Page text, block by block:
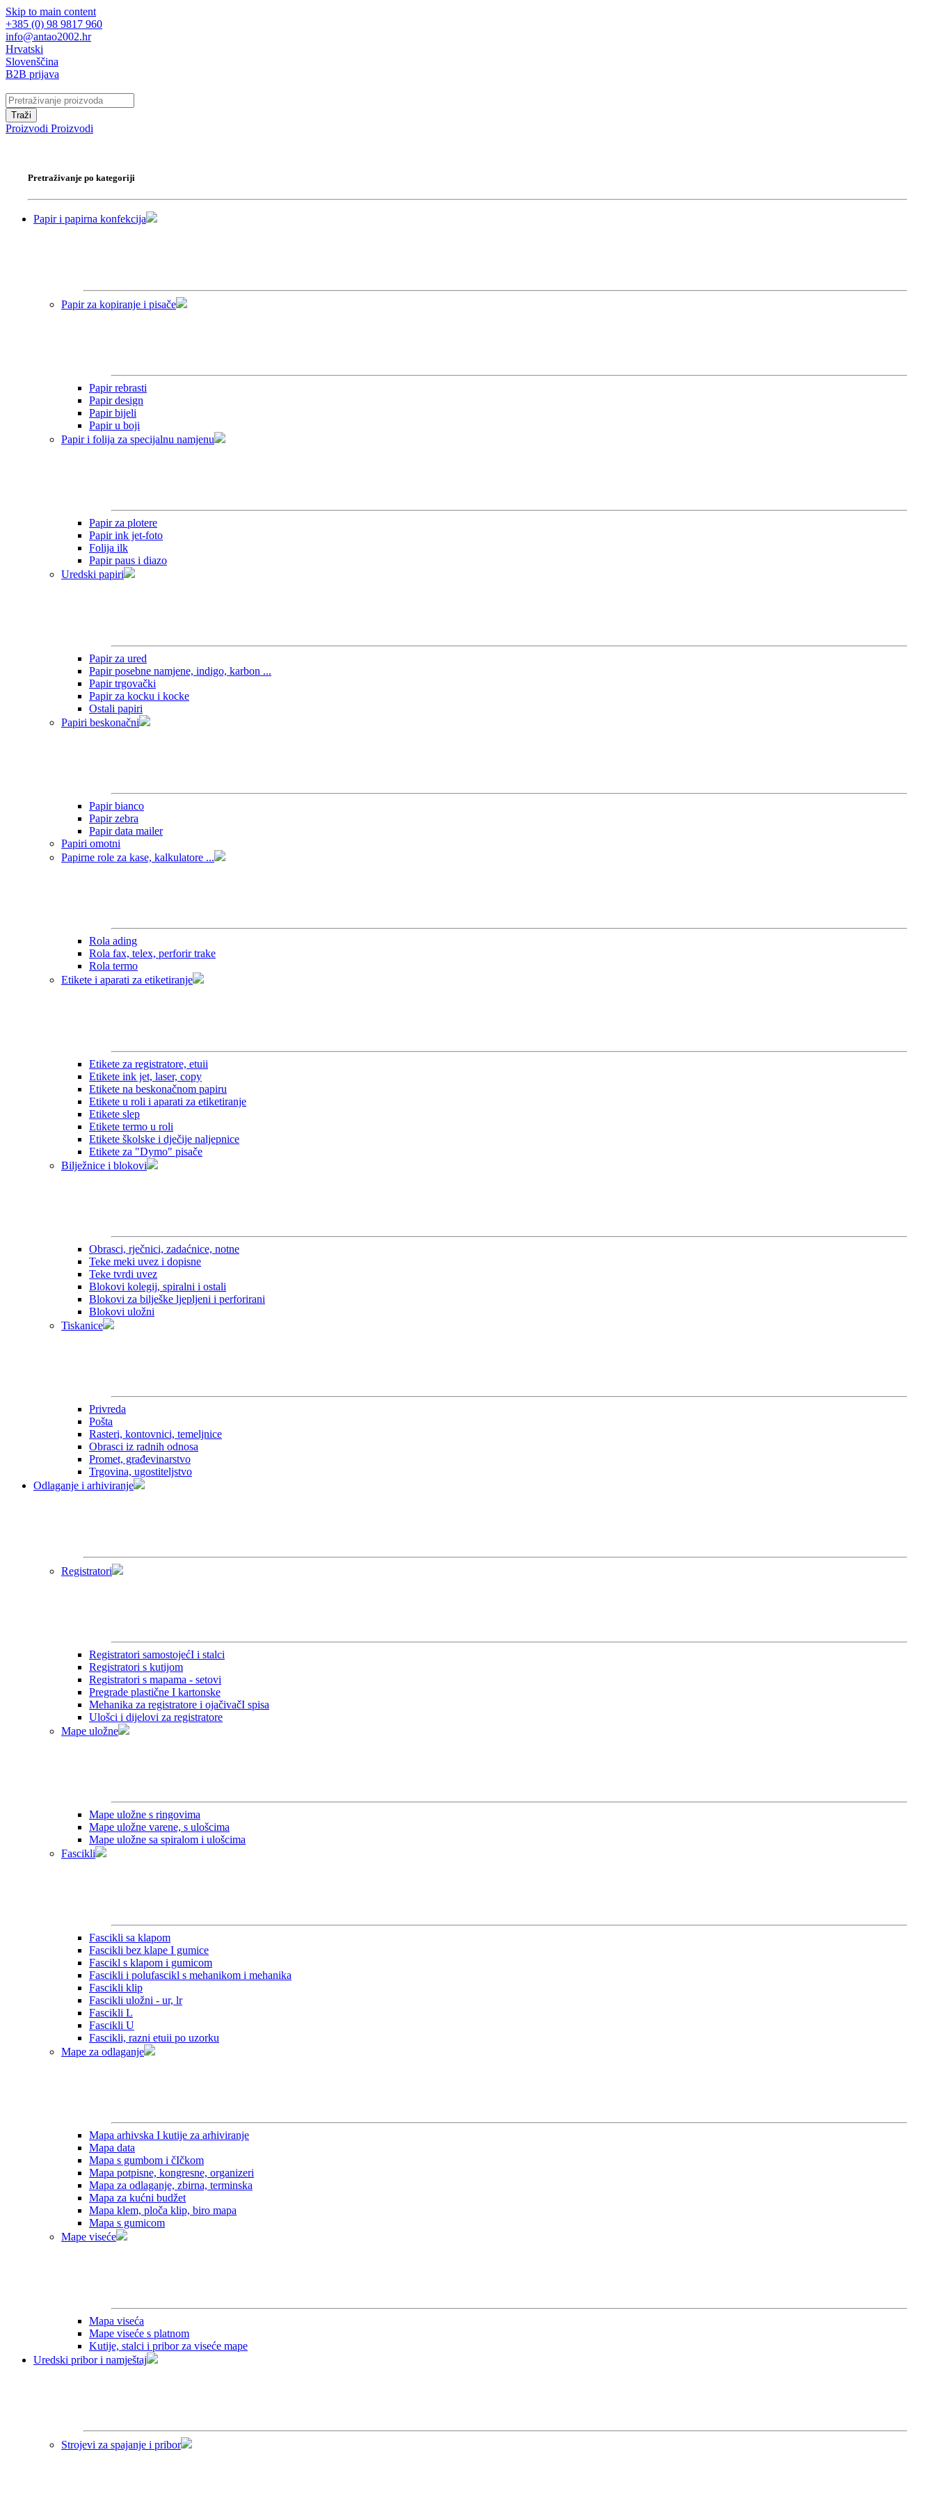
Skip to main content
+385 (0) 98 9817 960
info@antao2002.hr
Hrvatski
Slovenščina
B2B prijava
Traži
Proizvodi Proizvodi
Pretraživanje po kategoriji
Papir i papirna konfekcija
Papir za kopiranje i pisače
Papir rebrasti
Papir design
Papir bijeli
Papir u boji
Papir i folija za specijalnu namjenu
Papir za plotere
Papir ink jet-foto
Folija ilk
Papir paus i diazo
Uredski papiri
Papir za ured
Papir posebne namjene, indigo, karbon ...
Papir trgovački
Papir za kocku i kocke
Ostali papiri
Papiri beskonačni
Papir bianco
Papir zebra
Papir data mailer
Papiri omotni
Papirne role za kase, kalkulatore ...
Rola ading
Rola fax, telex, perforir trake
Rola termo
Etikete i aparati za etiketiranje
Etikete za registratore, etuii
Etikete ink jet, laser, copy
Etikete na beskonačnom papiru
Etikete u roli i aparati za etiketiranje
Etikete slep
Etikete termo u roli
Etikete školske i dječije naljepnice
Etikete za "Dymo" pisače
Bilježnice i blokovi
Obrasci, rječnici, zadaćnice, notne
Teke meki uvez i dopisne
Teke tvrdi uvez
Blokovi kolegij, spiralni i ostali
Blokovi za bilješke ljepljeni i perforirani
Blokovi uložni
Tiskanice
Privreda
Pošta
Rasteri, kontovnici, temeljnice
Obrasci iz radnih odnosa
Promet, građevinarstvo
Trgovina, ugostiteljstvo
Odlaganje i arhiviranje
Registratori
Registratori samostojećI i stalci
Registratori s kutijom
Registratori s mapama - setovi
Pregrade plastične I kartonske
Mehanika za registratore i ojačivačI spisa
Ulošci i dijelovi za registratore
Mape uložne
Mape uložne s ringovima
Mape uložne varene, s ulošcima
Mape uložne sa spiralom i ulošcima
Fascikli
Fascikli sa klapom
Fascikli bez klape I gumice
Fascikl s klapom i gumicom
Fascikli i polufascikl s mehanikom i mehanika
Fascikli klip
Fascikli uložni - ur, lr
Fascikli L
Fascikli U
Fascikli, razni etuii po uzorku
Mape za odlaganje
Mapa arhivska I kutije za arhiviranje
Mapa data
Mapa s gumbom i čIčkom
Mapa potpisne, kongresne, organizeri
Mapa za odlaganje, zbirna, terminska
Mapa za kućni budžet
Mapa klem, ploča klip, biro mapa
Mapa s gumicom
Mape viseće
Mapa viseća
Mape viseće s platnom
Kutije, stalci i pribor za viseće mape
Uredski pribor i namještaj
Strojevi za spajanje i pribor